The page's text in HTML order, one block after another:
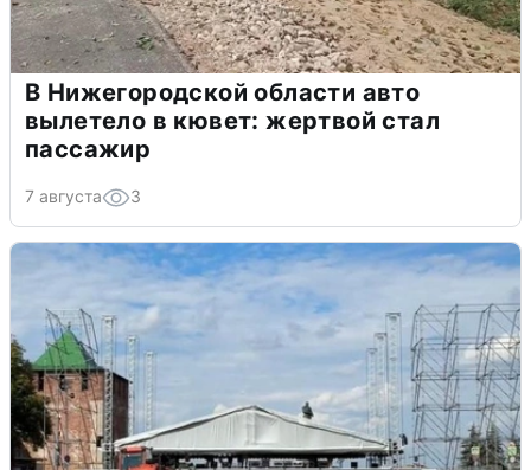
В Нижегородской области авто
вылетело в кювет: жертвой стал
пассажир
7 августа 3